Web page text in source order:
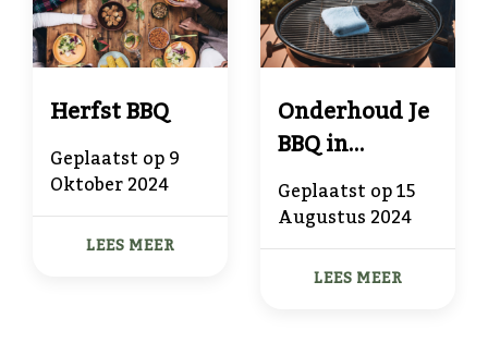
Herfst BBQ
Geplaatst op9
Oktober 2024
LEES MEER
Onderhoud Je
BBQ in
Topconditie
met BBQ
Cadeau
Geplaatst op15
Augustus 2024
LEES MEER